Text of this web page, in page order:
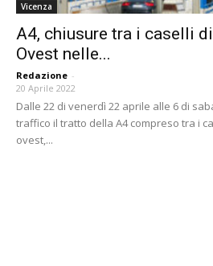
Vicenza
A4, chiusure tra i caselli
Ovest nelle...
Redazione -
20 Aprile 2022
Dalle 22 di venerdì 22 aprile alle 6 di
traffico il tratto della A4 compreso tra i
ovest,...